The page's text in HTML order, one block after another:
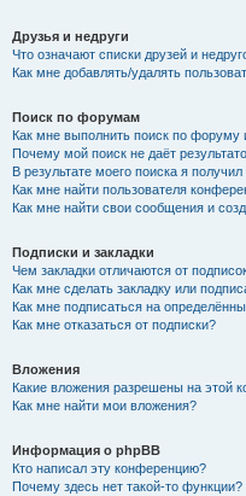
Друзья и недруги
Что означают списки друзей и
Как мне добавлять/удалять
Поиск по форумам
Как мне выполнить поиск по
Почему мой поиск не даёт
В результате моего поиска я
Как мне найти пользователя
Как мне найти свои сообщения и
Подписки и закладки
Чем закладки отличаются от
Как мне сделать закладку или
Как мне подписаться на
Как мне отказаться от подписки?
Вложения
Какие вложения разрешены на этой
Как мне найти мои вложения?
Информация о phpBB
Кто написал эту конференцию?
Почему здесь нет такой-то функции?